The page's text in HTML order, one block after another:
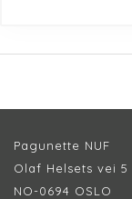
Pagunette NUF
Olaf Helsets vei 5
NO-0694 OSLO